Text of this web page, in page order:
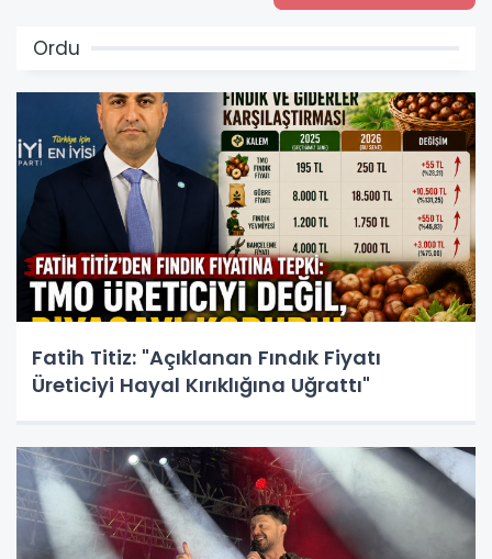
Ordu
Fatih Titiz: "Açıklanan Fındık Fiyatı
Üreticiyi Hayal Kırıklığına Uğrattı"